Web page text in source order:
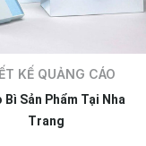
KẾ QUẢNG CÁO
Bì Sản Phẩm Tại Nha
Trang